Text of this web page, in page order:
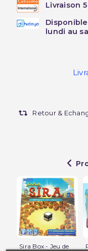
Livraison
lundi au
Retour &
Sira Box - Jeu de